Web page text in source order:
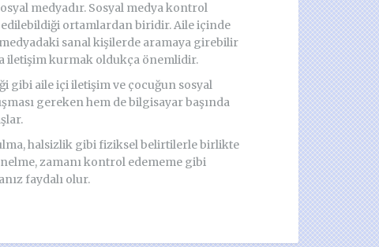
medyadır. Sosyal medya kontrol
ortamlardan biridir. Aile içinde
sanal kişilerde aramaya girebilir
iletişim kurmak oldukça önemlidir.
gibi aile içi iletişim ve çocuğun sosyal
gereken hem de bilgisayar başında
halsizlik gibi fiziksel belirtilerle birlikte
zamanı kontrol edememe gibi
faydalı olur.